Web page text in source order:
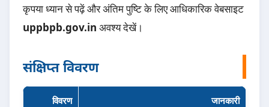
कृपया ध्यान से पढ़ें और अंतिम पुष्टि के लिए आधिकारिक वेबसाइट
uppbpb.gov.in अवश्य देखें।
संक्षिप्त विवरण
विवरण जानकारी